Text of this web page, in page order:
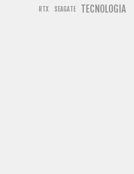
RTX SEAGATE TECNOLOGIA